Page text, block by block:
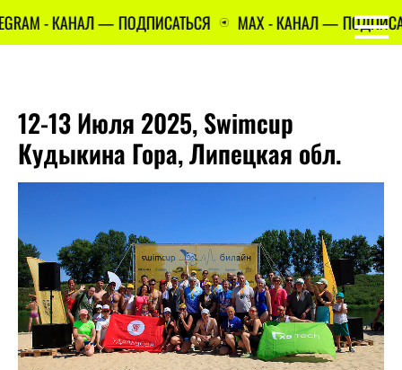
- КАНАЛ — ПОДПИСАТЬСЯ MAX - КАНАЛ —
12-13 Июля 2025, Swimcup
Кудыкина Гора, Липецкая обл.